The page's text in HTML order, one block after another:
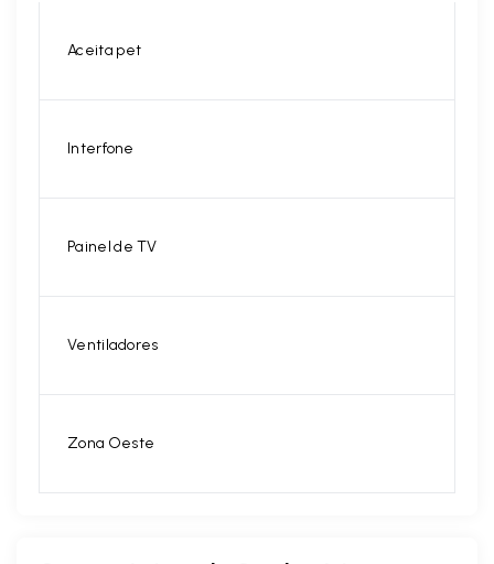
Aceita pet
Interfone
Painel de TV
Ventiladores
Zona Oeste